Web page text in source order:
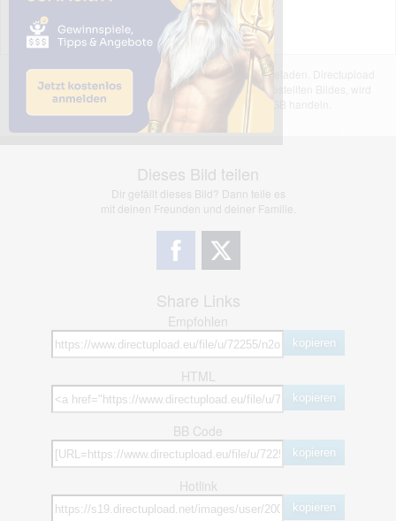
Das dargestellte Bild wurde von einem Nutzer hochgeladen. Directupload
übernimmt keinerlei Haftung für den Inhalt des dargestellten Bildes, wird
jedoch bei Verstößen nach §2(3) unserer AGB handeln.
Dieses Bild teilen
Dir gefällt dieses Bild? Dann teile es
mit deinen Freunden und deiner Familie.
Share Links
Empfohlen
kopieren
HTML
kopieren
BB Code
kopieren
Hotlink
kopieren